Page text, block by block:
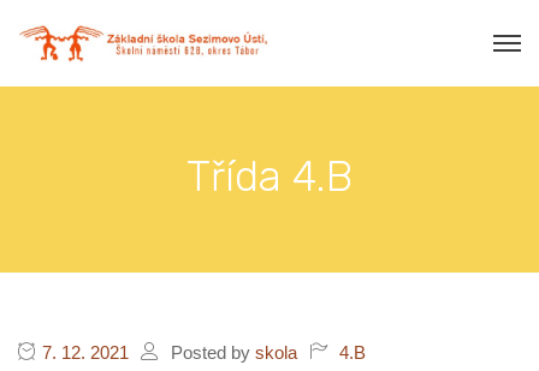
Třída 4.B
7. 12. 2021 Posted by skola 4.B